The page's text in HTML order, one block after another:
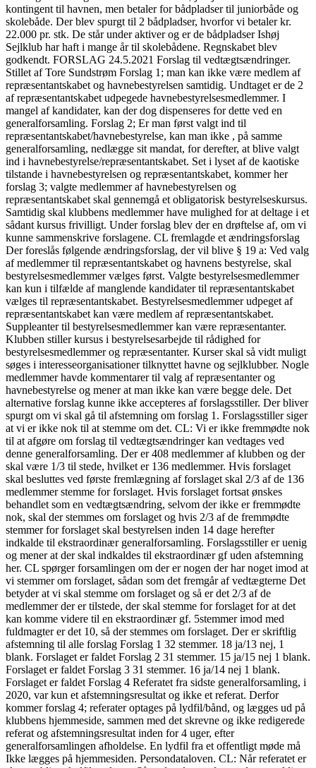
kontingent til havnen, men betaler for bådpladser til juniorbåde og
skolebåde. Der blev spurgt til 2 bådpladser, hvorfor vi betaler kr.
22.000 pr. stk. De står under aktiver og er de bådpladser Ishøj
Sejlklub har haft i mange år til skolebådene. Regnskabet blev
godkendt. FORSLAG 24.5.2021 Forslag til vedtægtsændringer.
Stillet af Tore Sundstrøm Forslag 1; man kan ikke være medlem af
repræsentantskabet og havnebestyrelsen samtidig. Undtaget er de 2
af repræsentantskabet udpegede havnebestyrelsesmedlemmer. I
mangel af kandidater, kan der dog dispenseres for dette ved en
generalforsamling. Forslag 2; Er man først valgt ind til
repræsentantskabet/havnebestyrelse, kan man ikke , på samme
generalforsamling, nedlægge sit mandat, for derefter, at blive valgt
ind i havnebestyrelse/repræsentantskabet. Set i lyset af de kaotiske
tilstande i havnebestyrelsen og repræsentantskabet, kommer her
forslag 3; valgte medlemmer af havnebestyrelsen og
repræsentantskabet skal gennemgå et obligatorisk bestyrelseskursus.
Samtidig skal klubbens medlemmer have mulighed for at deltage i et
sådant kursus frivilligt. Under forslag blev der en drøftelse af, om vi
kunne sammenskrive forslagene. CL fremlagde et ændringsforslag
Der foreslås følgende ændringsforslag, der vil blive § 19 a: Ved valg
af medlemmer til repræsentantskabet og havnens bestyrelse, skal
bestyrelsesmedlemmer vælges først. Valgte bestyrelsesmedlemmer
kan kun i tilfælde af manglende kandidater til repræsentantskabet
vælges til repræsentantskabet. Bestyrelsesmedlemmer udpeget af
repræsentantskabet kan være medlem af repræsentantskabet.
Suppleanter til bestyrelsesmedlemmer kan være repræsentanter.
Klubben stiller kursus i bestyrelsesarbejde til rådighed for
bestyrelsesmedlemmer og repræsentanter. Kurser skal så vidt muligt
søges i interesseorganisationer tilknyttet havne og sejlklubber. Nogle
medlemmer havde kommentarer til valg af repræsentanter og
havnebestyrelse og mener at man ikke kan være begge dele. Det
alternative forslag kunne ikke accepteres af forslagsstiller. Der bliver
spurgt om vi skal gå til afstemning om forslag 1. Forslagsstiller siger
at vi er ikke nok til at stemme om det. CL: Vi er ikke fremmødte nok
til at afgøre om forslag til vedtægtsændringer kan vedtages ved
denne generalforsamling. Der er 408 medlemmer af klubben og der
skal være 1/3 til stede, hvilket er 136 medlemmer. Hvis forslaget
skal besluttes ved første fremlægning af forslaget skal 2/3 af de 136
medlemmer stemme for forslaget. Hvis forslaget fortsat ønskes
behandlet som en vedtægtsændring, selvom der ikke er fremmødte
nok, skal der stemmes om forslaget og hvis 2/3 af de fremmødte
stemmer for forslaget skal bestyrelsen inden 14 dage herefter
indkalde til ekstraordinær generalforsamling. Forslagsstiller er uenig
og mener at der skal indkaldes til ekstraordinær gf uden afstemning
her. CL spørger forsamlingen om der er nogen der har noget imod at
vi stemmer om forslaget, sådan som det fremgår af vedtægterne Det
betyder at vi skal stemme om forslaget og så er det 2/3 af de
medlemmer der er tilstede, der skal stemme for forslaget for at det
kan komme videre til en ekstraordinær gf. 5stemmer imod med
fuldmagter er det 10, så der stemmes om forslaget. Der er skriftlig
afstemning til alle forslag Forslag 1 32 stemmer. 18 ja/13 nej, 1
blank. Forslaget er faldet Forslag 2 31 stemmer. 15 ja/15 nej 1 blank.
Forslaget er faldet Forslag 3 31 stemmer. 16 ja/14 nej 1 blank.
Forslaget er faldet Forslag 4 Referatet fra sidste generalforsamling, i
2020, var kun et afstemningsresultat og ikke et referat. Derfor
kommer forslag 4; referater optages på lydfil/bånd, og lægges ud på
klubbens hjemmeside, sammen med det skrevne og ikke redigerede
referat og afstemningsresultat inden for 4 uger, efter
generalforsamlingen afholdelse. En lydfil fra et offentligt møde må
Ikke lægges på hjemmesiden. Persondataloven. CL: Når referatet er